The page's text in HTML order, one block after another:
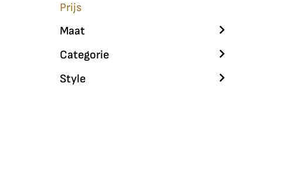
Prijs
Maat
Categorie
Style